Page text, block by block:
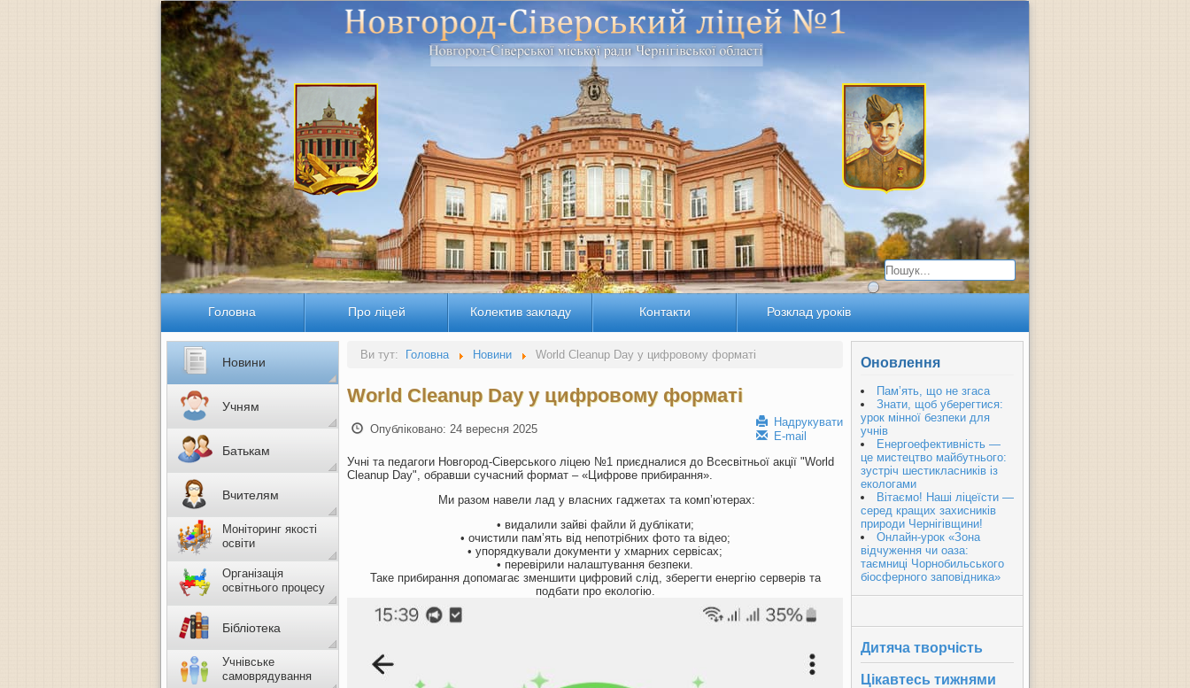
Головна Про ліцей Колектив закладу Контакти Розклад уроків
Ви тут: Головна Новини World Cleanup Day у цифровому форматі
World Cleanup Day у цифровому форматі
Надрукувати
E-mail
Опубліковано: 24 вересня 2025
Учні та педагоги Новгород-Сіверського ліцею №1 приєдналися до Всесвітньої акції "World
Cleanup Day", обравши сучасний формат – «Цифрове прибирання».
Ми разом навели лад у власних гаджетах та комп’ютерах:
• видалили зайві файли й дублікати;
• очистили пам’ять від непотрібних фото та відео;
• упорядкували документи у хмарних сервісах;
• перевірили налаштування безпеки.
Таке прибирання допомагає зменшити цифровий слід, зберегти енергію серверів та
подбати про екологію.
Новини
Учням
Батькам
Вчителям
Моніторинг якості
освіти
Організація
освітнього процесу
Бібліотека
Учнівське
самоврядування
Оновлення
Пам’ять, що не згаса
Знати, щоб уберегтися:
урок мінної безпеки для
учнів
Енергоефективність —
це мистецтво майбутнього:
зустріч шестикласників із
екологами
Вітаємо! Наші ліцеїсти —
серед кращих захисників
природи Чернігівщини!
Онлайн-урок «Зона
відчуження чи оаза:
таємниці Чорнобильського
біосферного заповідника»
Дитяча творчість
Цікавтесь тижнями